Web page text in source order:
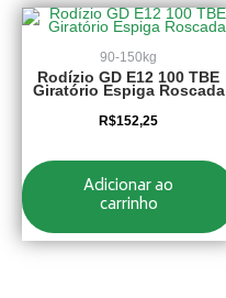
90-150kg
Rodízio GD E12 100 TBE
Giratório Espiga Roscada
R$152,25
Adicionar ao
carrinho